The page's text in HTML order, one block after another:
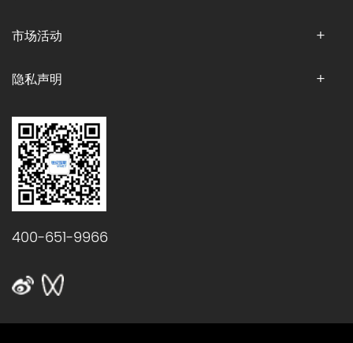
市场活动
隐私声明
400-651-9966